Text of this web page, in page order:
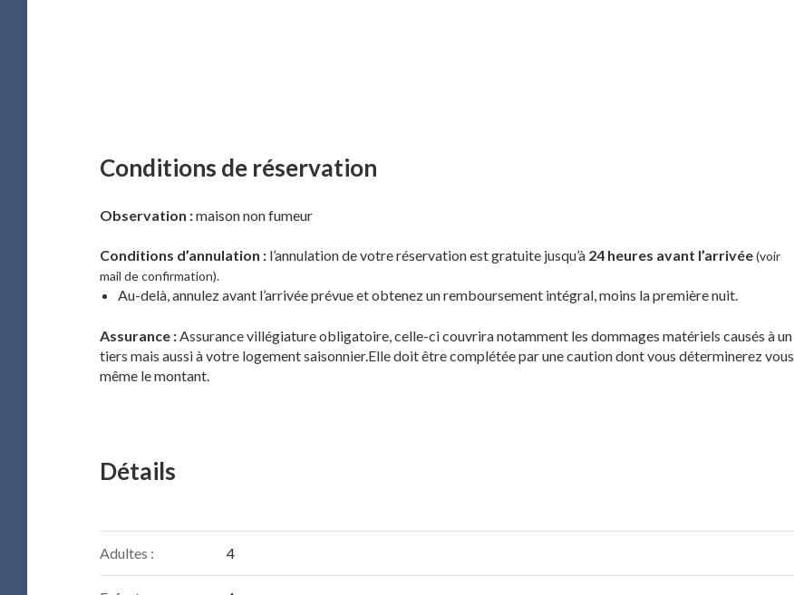
Conditions de réservation
Observation :maison non fumeur
Conditions d’annulation : l’annulation de votre réservation est gratuite jusqu’à 24 heures avant l’arrivée(voir
mail de confirmation).
Au-delà, annulez avant l’arrivée prévue et obtenez un remboursement intégral, moins la première nuit.
Assurance : Assurance villégiature obligatoire, celle-ci couvrira notamment les dommages matériels causés à un
tiers mais aussi à votre logement saisonnier.Elle doit être complétée par une caution dont vous déterminerez vous
même le montant.
Détails
Adultes : 4